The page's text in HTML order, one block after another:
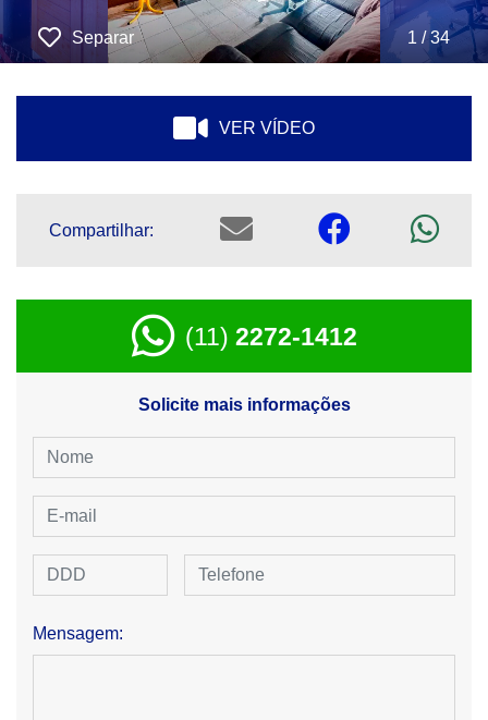
Separar 1 / 34
VER VÍDEO
Compartilhar:
(11) 2272-1412
Solicite mais informações
Mensagem: